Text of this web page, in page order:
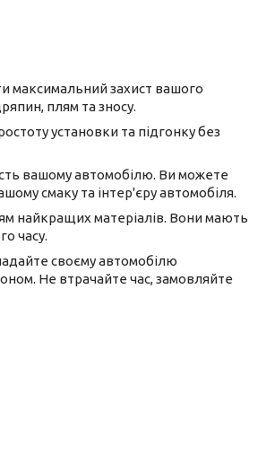
максимальний захист вашого
плям та зносу.
установки та підгонку без
вашому автомобілю. Ви можете
смаку та інтер'єру автомобіля.
найкращих матеріалів. Вони мають
часу.
своєму автомобілю
Не втрачайте час, замовляйте